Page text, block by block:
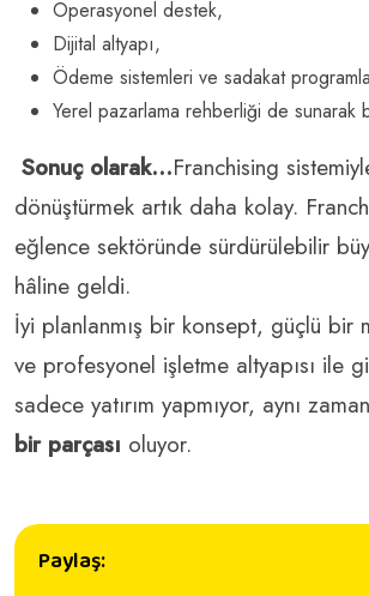
Operasyonel destek,
Dijital altyapı,
Ödeme sistemleri ve sadakat
Yerel pazarlama rehberliği de sunarak
Sonuç olarak…Franchising
dönüştürmek artık daha kolay.
eğlence sektöründe sürdürülebilir
hâline geldi.
İyi planlanmış bir konsept, güçlü bir
ve profesyonel işletme altyapısı ile
sadece yatırım yapmıyor, aynı
bir parçası oluyor.
Paylaş: